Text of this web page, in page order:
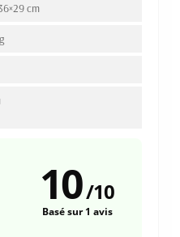
cm
10/10
Basé sur 1 avis